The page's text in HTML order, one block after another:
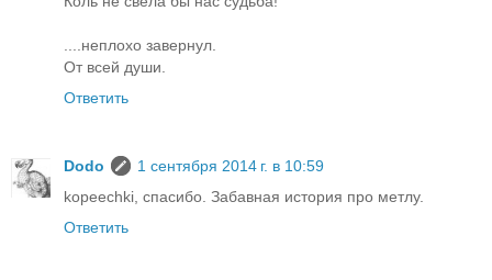
....неплохо завернул.
От всей души.
Ответить
Dodo
1 сентября 2014 г. в 10:59
kopeechki, спасибо. Забавная история про метлу.
Ответить